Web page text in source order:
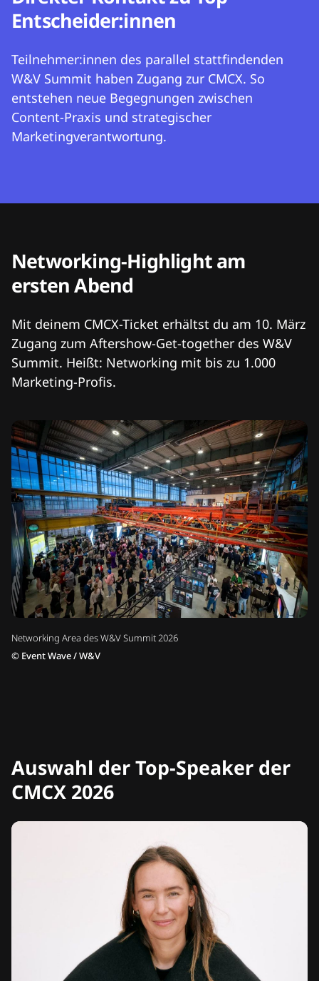
Entscheider:innen
Teilnehmer:innen des parallel stattfindenden
W&V Summit haben Zugang zur CMCX. So
entstehen neue Begegnungen zwischen
Content-Praxis und strategischer
Marketingverantwortung.
Networking Area des W&V Summit 2026
© Event Wave / W&V
Networking-Highlight am
ersten Abend
Mit deinem CMCX-Ticket erhältst du am 10. März
Zugang zum Aftershow-Get-together des W&V
Summit. Heißt: Networking mit bis zu 1.000
Marketing-Profis.
Auswahl der Top-Speaker der
CMCX 2026